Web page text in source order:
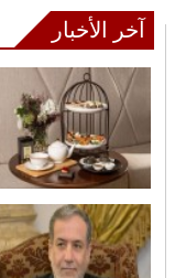
آخر الأخبار